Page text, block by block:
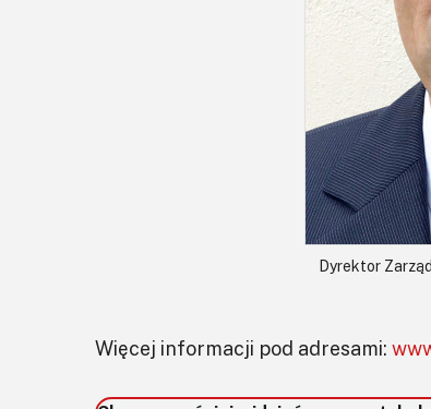
Dyrektor
Więcej informacji pod adresami: